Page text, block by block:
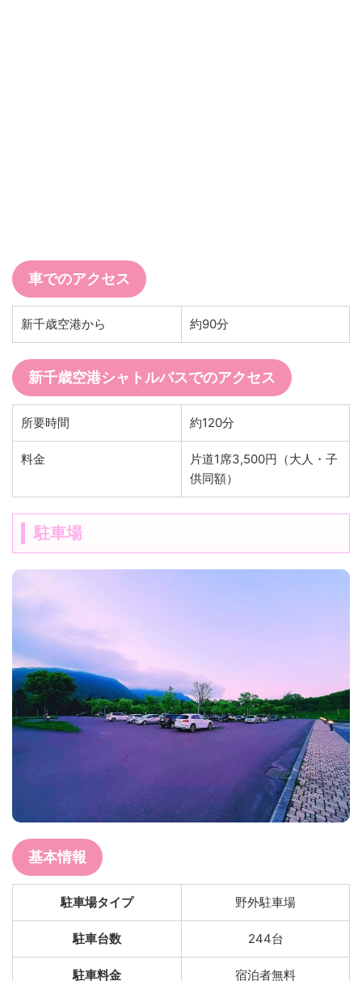
車でのアクセス
新千歳空港から 約90分
新千歳空港シャトルバスでのアクセス
所要時間 約120分
料金
片道1席3,500円（大人・子
供同額）
駐車場
基本情報
駐車場タイプ 野外駐車場
駐車台数 244台
駐車料金 宿泊者無料